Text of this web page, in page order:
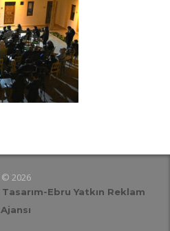
© 2026
Tasarım-Ebru Yatkın Reklam
Ajansı